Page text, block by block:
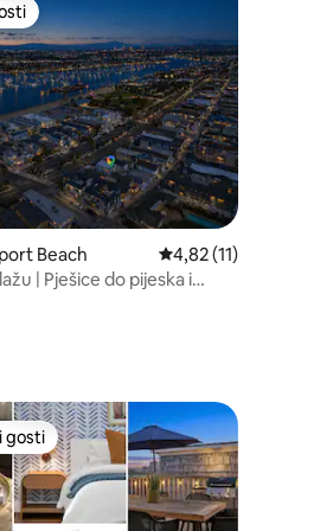
168
Beach Prosječna ocjena:
4,82 (11)
| Pješice do pijeska i
rangiranima s oznakom „Odabrali gosti”
gosti